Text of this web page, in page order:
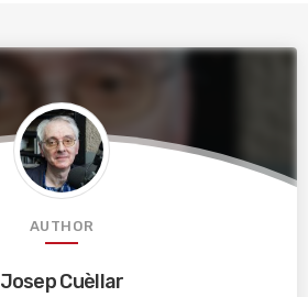
AUTHOR
Josep Cuèllar